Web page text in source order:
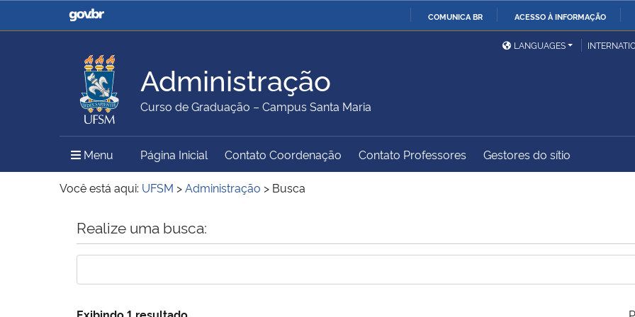
COMUNICA BR ACESSO À INFORMAÇÃO
Casa Civil
Ministério da Justiça e
Ministério da Defesa
Ministério das Relações
Exteriores
Ministério da Agricultura,
Pecuária e Abastecimento
Ministério da Educação
Ministério do Meio Ambiente Ministério do Turismo
Ministério do
Controladoria-Geral da
LANGUAGES
Administração
Curso de Graduação – Campus Santa Maria
Menu Menu Principal do Sítio
Página Inicial Contato Coordenação Contato Professores Gestores do sítio
Você está aqui: UFSM >Administração > Busca
Início do conteúdo
Realize uma busca:
Exibindo 1 resultado